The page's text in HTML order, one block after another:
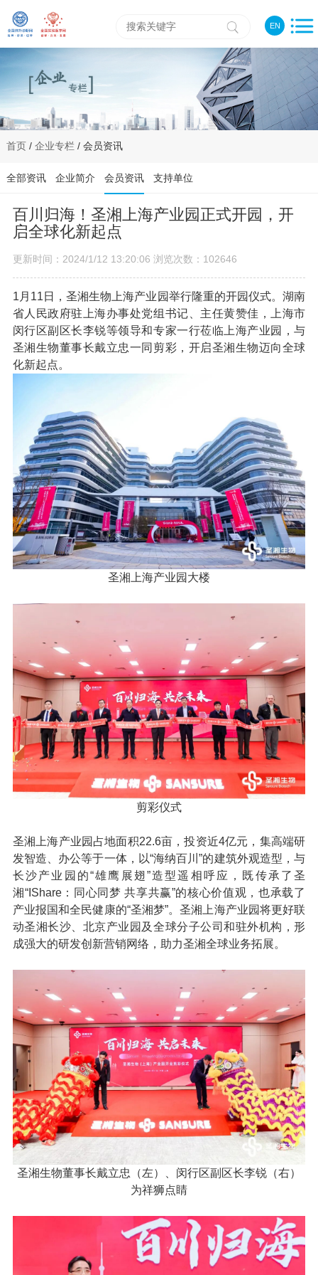
EN
首页/ 企业专栏/ 会员资讯
全部资讯 企业简介 会员资讯 支持单位
百川归海！圣湘上海产业园正式开园，开
启全球化新起点
更新时间：2024/1/12 13:20:06 浏览次数：102646
1月11日，圣湘生物上海产业园举行隆重的开园仪式。湖南
省人民政府驻上海办事处党组书记、主任黄赞佳，上海市
闵行区副区长李锐等领导和专家一行莅临上海产业园，与
圣湘生物董事长戴立忠一同剪彩，开启圣湘生物迈向全球
化新起点。
圣湘上海产业园大楼
剪彩仪式
圣湘上海产业园占地面积22.6亩，投资近4亿元，集高端研
发智造、办公等于一体，以“海纳百川”的建筑外观造型，与
长沙产业园的“雄鹰展翅”造型遥相呼应，既传承了圣
湘“IShare：同心同梦 共享共赢”的核心价值观，也承载了
产业报国和全民健康的“圣湘梦”。圣湘上海产业园将更好联
动圣湘长沙、北京产业园及全球分子公司和驻外机构，形
成强大的研发创新营销网络，助力圣湘全球业务拓展。
圣湘生物董事长戴立忠（左）、闵行区副区长李锐（右）
为祥狮点睛